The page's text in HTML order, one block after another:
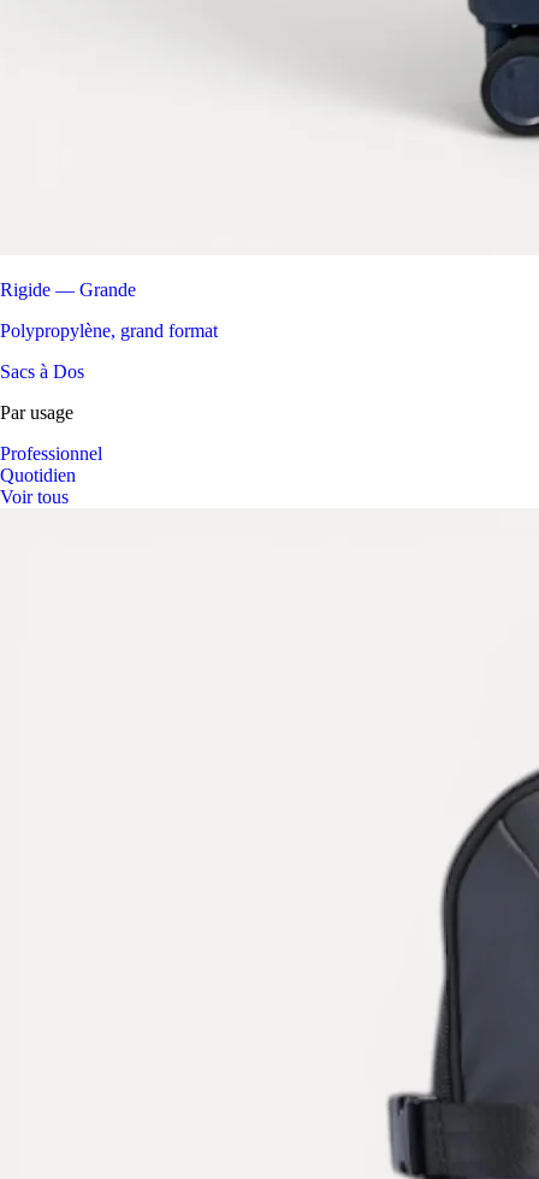
Rigide — Grande
Polypropylène, grand format
Sacs à Dos
Par usage
Professionnel
Quotidien
Voir tous